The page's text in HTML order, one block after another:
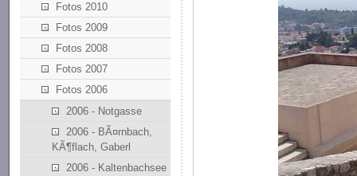
Fotos 2010
Fotos 2009
Fotos 2008
Fotos 2007
Fotos 2006
2006 - Notgasse
2006 - BÃ¤rnbach,
KÃ¶flach, Gaberl
2006 - Kaltenbachsee